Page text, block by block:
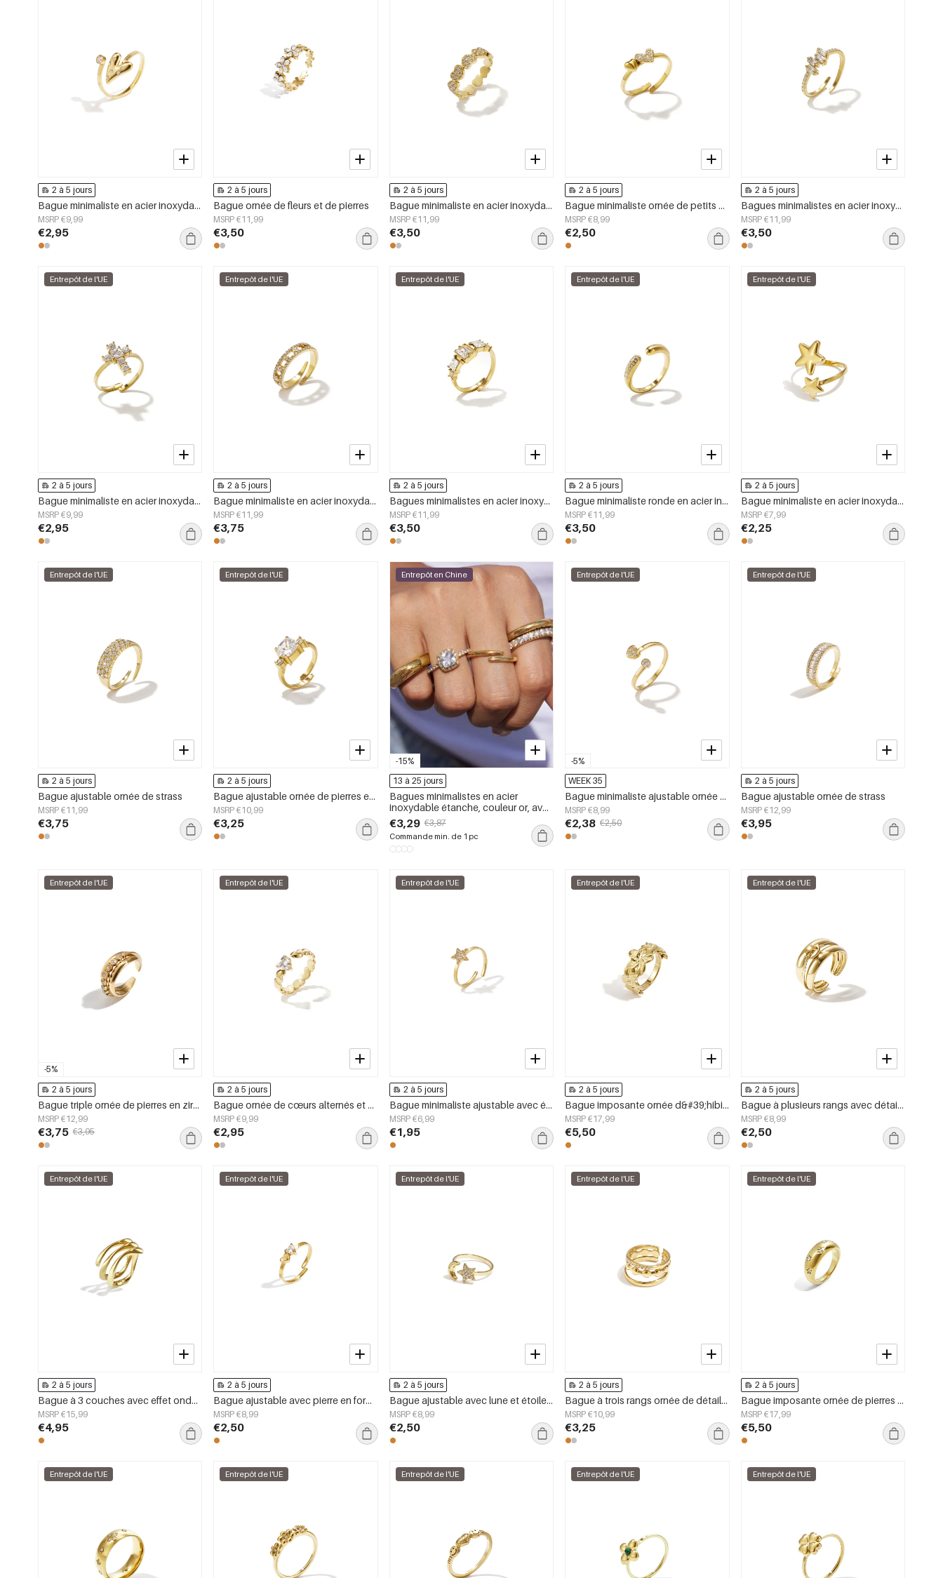
2 à 5 jours
Bague minimaliste en acier inoxydable plaqué or 14 carats, motif cœur, collection décontractée et simple, bijoux pour femme
MSRP €9,99
€2,95
2 à 5 jours
Bague ornée de fleurs et de pierres
MSRP €11,99
€3,50
2 à 5 jours
Bague minimaliste en acier inoxydable en forme de cœur, collection Daily Simple, bijoux pour femmes
MSRP €11,99
€3,50
2 à 5 jours
Bague minimaliste ornée de petits cœurs
MSRP €8,99
€2,50
2 à 5 jours
Bagues minimalistes en acier inoxydable, forme géométrique, collection Simple Daily Simple, bijoux pour femmes
MSRP €11,99
€3,50
Entrepôt de l'UE
2 à 5 jours
Bague minimaliste en acier inoxydable, croix, collection simple pour le quotidien, bijoux pour femmes
MSRP €9,99
€2,95
Entrepôt de l'UE
2 à 5 jours
Bague minimaliste en acier inoxydable, style cercle, collection Daily Simple, bijoux pour femmes
MSRP €11,99
€3,75
Entrepôt de l'UE
2 à 5 jours
Bagues minimalistes en acier inoxydable, forme géométrique, collection Simple Daily Simple, bijoux pour femmes
MSRP €11,99
€3,50
Entrepôt de l'UE
2 à 5 jours
Bague minimaliste ronde en acier inoxydable plaqué or 14 carats, collection simple et décontractée pour femmes
MSRP €11,99
€3,50
Entrepôt de l'UE
2 à 5 jours
Bague minimaliste en acier inoxydable, collection Étoile Simple Daily Simple, bijoux pour femmes
MSRP €7,99
€2,25
Entrepôt de l'UE
2 à 5 jours
Bague ajustable ornée de strass
MSRP €11,99
€3,75
Entrepôt de l'UE
2 à 5 jours
Bague ajustable ornée de pierres en oxyde de zirconium
MSRP €10,99
€3,25
-15%
Entrepôt en Chine
13 à 25 jours
Bagues minimalistes en acier
inoxydable étanche, couleur or, avec
zircon.
€3,29 €3,87
Commande min. de 1 pc
-5%
Entrepôt de l'UE
WEEK 35
Bague minimaliste ajustable ornée de pierres et d&#39;un cœur
MSRP €8,99
€2,38 €2,50
Entrepôt de l'UE
2 à 5 jours
Bague ajustable ornée de strass
MSRP €12,99
€3,95
-5%
Entrepôt de l'UE
2 à 5 jours
Bague triple ornée de pierres en zircone
MSRP €12,99
€3,75 €3,95
Entrepôt de l'UE
2 à 5 jours
Bague ornée de cœurs alternés et de zirconiums cubiques
MSRP €9,99
€2,95
Entrepôt de l'UE
2 à 5 jours
Bague minimaliste ajustable avec étoile en strass
MSRP €6,99
€1,95
Entrepôt de l'UE
2 à 5 jours
Bague imposante ornée d&#39;hibiscus
MSRP €17,99
€5,50
Entrepôt de l'UE
2 à 5 jours
Bague à plusieurs rangs avec détail torsadé minimaliste
MSRP €8,99
€2,50
Entrepôt de l'UE
2 à 5 jours
Bague à 3 couches avec effet ondulé
MSRP €15,99
€4,95
Entrepôt de l'UE
2 à 5 jours
Bague ajustable avec pierre en forme de cœur et petit cœur
MSRP €8,99
€2,50
Entrepôt de l'UE
2 à 5 jours
Bague ajustable avec lune et étoile brillante
MSRP €8,99
€2,50
Entrepôt de l'UE
2 à 5 jours
Bague à trois rangs ornée de détails ronds et de pierres
MSRP €10,99
€3,25
Entrepôt de l'UE
2 à 5 jours
Bague imposante ornée de pierres en forme d&#39;étoile
MSRP €17,99
€5,50
Entrepôt de l'UE Entrepôt de l'UE Entrepôt de l'UE Entrepôt de l'UE Entrepôt de l'UE